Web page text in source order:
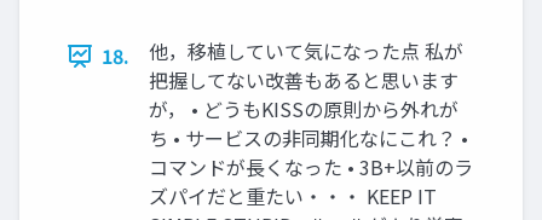
18.
他，移植していて気になった点 私が
把握してない改善もあると思います
が， • どうもKISSの原則から外れが
ち • サービスの非同期化なにこれ？ •
コマンドが長くなった • 3B+以前のラ
ズパイだと重たい・・・ KEEP IT